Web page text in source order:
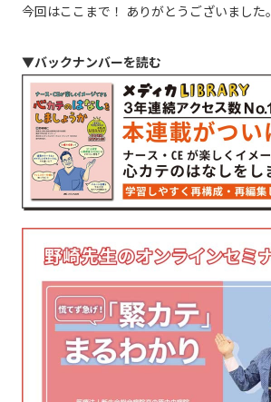
今回はここまで！ ありがとうございました。
▼バックナンバーを読む